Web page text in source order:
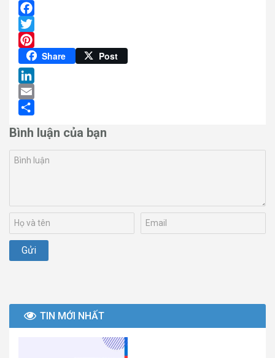
Facebook
Twitter
Pinterest
Share Post
LinkedIn
Email
Bình luận của bạn
TIN MỚI NHẤT